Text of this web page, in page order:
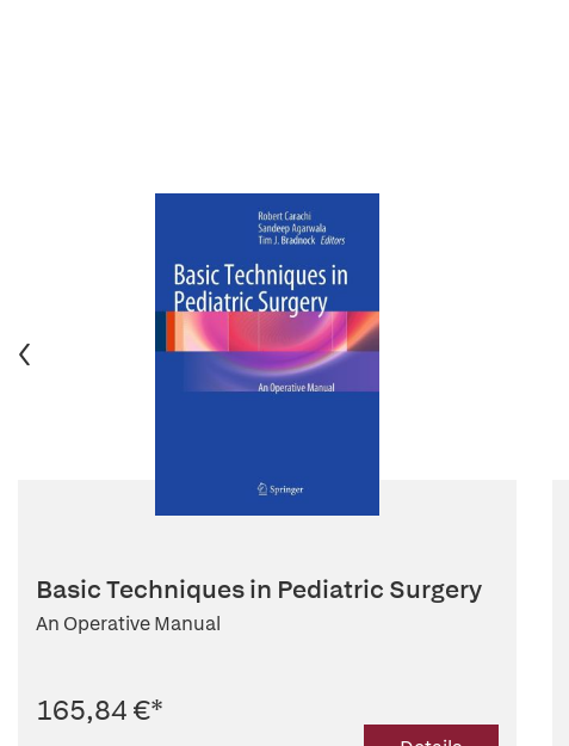
Basic Techniques in Pediatric Surgery
An Operative Manual
165,84 €*